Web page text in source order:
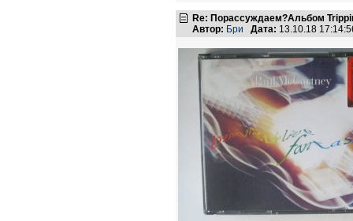
Re: Порассуждаем?Альбом
Автор: Бри Дата: 13.10.18